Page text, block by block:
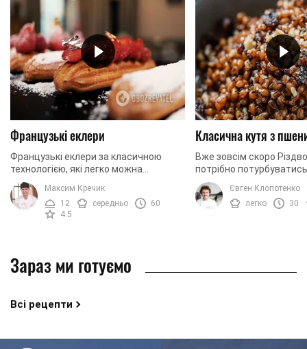
Французькі еклери
Французькі еклери за класичною
технологією, які легко можна
приготувати вдома. Сьогодні ми
готуємо еклери із заварним кремом.
Щоб надати крему ...
Максим Кречик
12
середньо
60
4.5
Класична кутя з
Вже зовсім скоро
потрібно
ваша святкова кутя. У
рецепт входить
також багато ...
Євген Клопотенко
легко
30
Зараз ми готуємо
Всі рецепти